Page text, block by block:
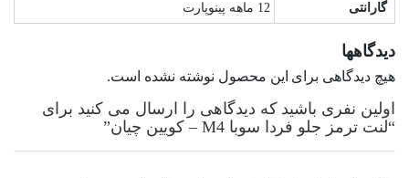
گارانتی 12 ماهه پینوپارت
دیدگاهها
هیچ دیدگاهی برای این محصول نوشته نشده است.
اولین نفری باشید که دیدگاهی را ارسال می کنید برای
“لنت ترمز جلو فردا سوبا M4 – کویین چیان”